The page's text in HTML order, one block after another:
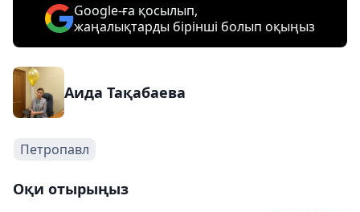
Google-ға қосылып,
жаңалықтарды бірінші болып оқыңыз
Аида Тақабаева
Петропавл
Оқи отырыңыз